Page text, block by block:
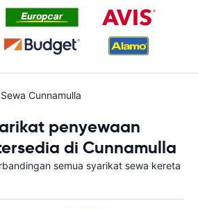
Cunnamulla
penyewaan
di Cunnamulla
semua syarikat sewa kereta